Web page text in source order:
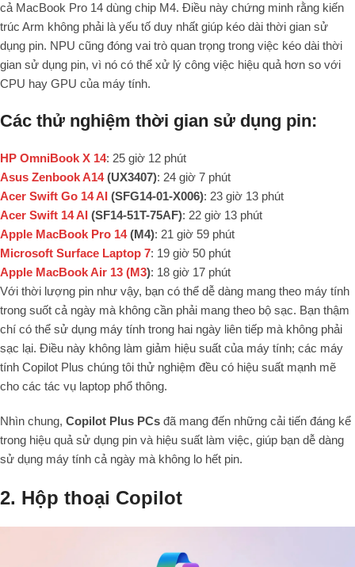
cả MacBook Pro 14 dùng chip M4. Điều này chứng minh rằng kiến
trúc Arm không phải là yếu tố duy nhất giúp kéo dài thời gian sử
dụng pin. NPU cũng đóng vai trò quan trọng trong việc kéo dài thời
gian sử dụng pin, vì nó có thể xử lý công việc hiệu quả hơn so với
CPU hay GPU của máy tính.
Các thử nghiệm thời gian sử dụng pin:
HP OmniBook X 14: 25 giờ 12 phút
Asus Zenbook A14(UX3407): 24 giờ 7 phút
Acer Swift Go 14 AI (SFG14-01-X006): 23 giờ 13 phút
Acer Swift 14 AI (SF14-51T-75AF): 22 giờ 13 phút
Apple MacBook Pro 14(M4): 21 giờ 59 phút
Microsoft Surface Laptop 7: 19 giờ 50 phút
Apple MacBook Air 13 (M3): 18 giờ 17 phút
Với thời lượng pin như vậy, bạn có thể dễ dàng mang theo máy tính
trong suốt cả ngày mà không cần phải mang theo bộ sạc. Bạn thậm
chí có thể sử dụng máy tính trong hai ngày liên tiếp mà không phải
sạc lại. Điều này không làm giảm hiệu suất của máy tính; các máy
tính Copilot Plus chúng tôi thử nghiệm đều có hiệu suất mạnh mẽ
cho các tác vụ laptop phổ thông.
Nhìn chung, Copilot Plus PCs đã mang đến những cải tiến đáng kể
trong hiệu quả sử dụng pin và hiệu suất làm việc, giúp bạn dễ dàng
sử dụng máy tính cả ngày mà không lo hết pin.
2. Hộp thoại Copilot